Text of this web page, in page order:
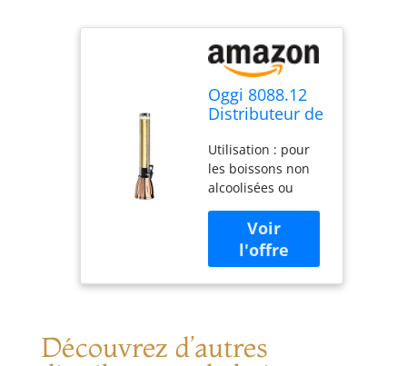
Oggi 8088.12
Distributeur de
acier
inoxydable
Utilisation : pour
les boissons non
alcoolisées ou
sangria, margarita,
punch. Limonade
et plus encore
Qualité : tour de
transparent de
haute qualité
Découvrez d’autres